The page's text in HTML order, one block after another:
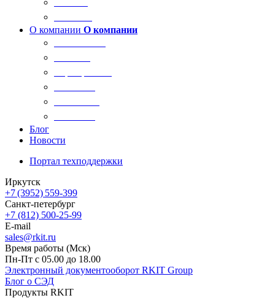
О компании О компании
Блог
Новости
Портал техподдержки
Иркутск
+7 (3952) 559-399
Санкт-петербург
+7 (812) 500-25-99
E-mail
sales@rkit.ru
Время работы (Мск)
Пн-Пт с 05.00 до 18.00
Электронный документооборот RKIT Group
Блог о СЭД
Продукты RKIT